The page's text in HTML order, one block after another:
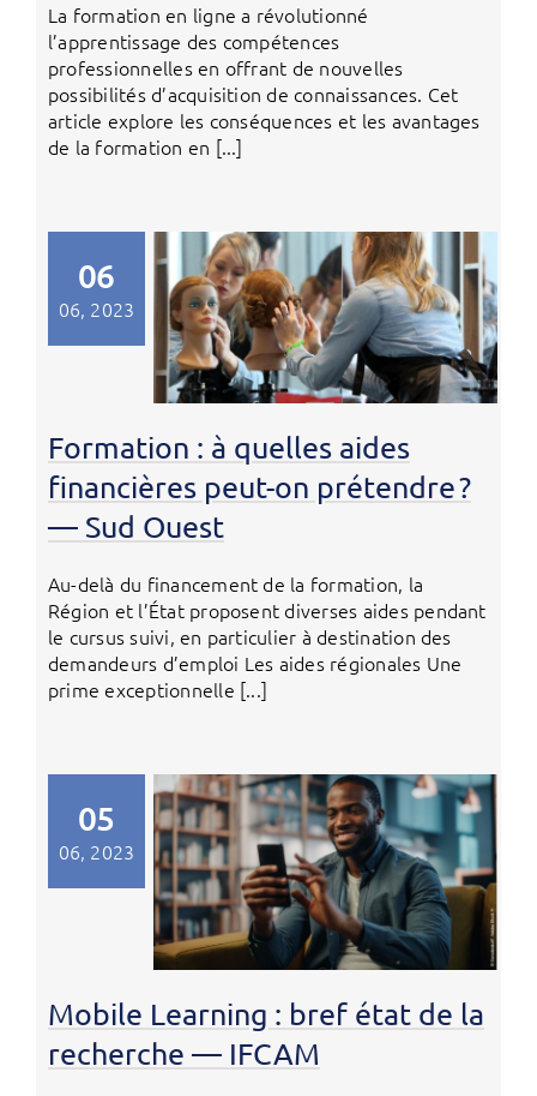
La formation en ligne a révolutionné
l’apprentissage des compétences
professionnelles en offrant de nouvelles
possibilités d’acquisition de connaissances. Cet
article explore les conséquences et les avantages
de la formation en [...]
06
06, 2023
Formation : à quelles aides
financières peut-on prétendre ?
— Sud Ouest
Au-delà du financement de la formation, la
Région et l’État proposent diverses aides pendant
le cursus suivi, en particulier à destination des
demandeurs d’emploi Les aides régionales Une
prime exceptionnelle [...]
05
06, 2023
Mobile Learning : bref état de la
recherche — IFCAM